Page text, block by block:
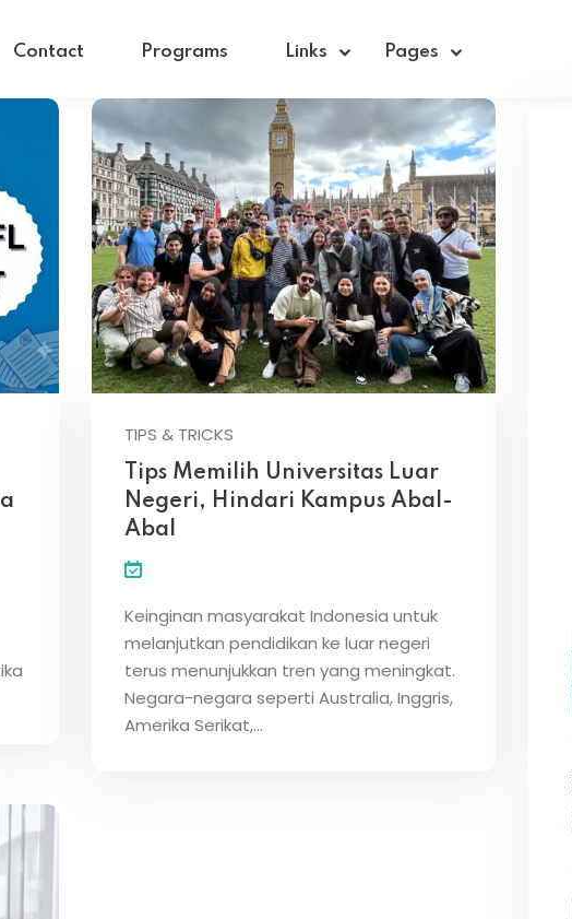
Contact Programs Links Pages
TIPS & TRICKS
Tips Memilih Universitas Luar
Negeri, Hindari Kampus Abal-
Abal
Keinginan masyarakat Indonesia untuk
melanjutkan pendidikan ke luar negeri
terus menunjukkan tren yang meningkat.
Negara-negara seperti Australia, Inggris,
Amerika Serikat,…
Sign in Sign up
Sign in
Don’t have an account?Sign up
Remember me